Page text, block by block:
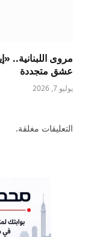
مروى اللبنانية..
عشق متجددة
يوليو 7, 2026
التعليقات مغلقة.